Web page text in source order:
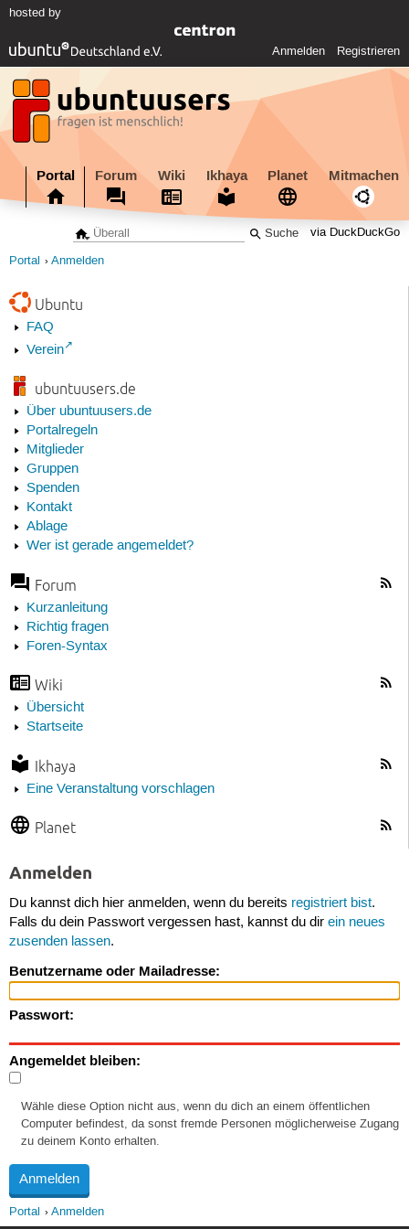
hosted by
Anmelden Registrieren
Portal Forum Wiki Ikhaya Planet Mitmachen
via DuckDuckGo
Portal Anmelden
Ubuntu
FAQ
Verein
ubuntuusers.de
Über ubuntuusers.de
Portalregeln
Mitglieder
Gruppen
Spenden
Kontakt
Ablage
Wer ist gerade angemeldet?
Forum
Kurzanleitung
Richtig fragen
Foren-Syntax
Wiki
Übersicht
Startseite
Ikhaya
Eine Veranstaltung vorschlagen
Planet
Anmelden
Du kannst dich hier anmelden, wenn du bereits registriert bist.
Falls du dein Passwort vergessen hast, kannst du dir ein neues
zusenden lassen.
Benutzername oder Mailadresse:
Passwort:
Angemeldet bleiben:
Wähle diese Option nicht aus, wenn du dich an einem öffentlichen
Computer befindest, da sonst fremde Personen möglicherweise Zugang
zu deinem Konto erhalten.
Portal Anmelden